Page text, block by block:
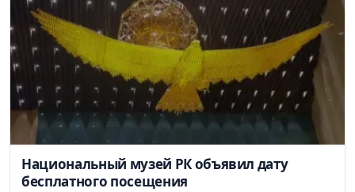
Национальный музей РК объявил дату
бесплатного посещения